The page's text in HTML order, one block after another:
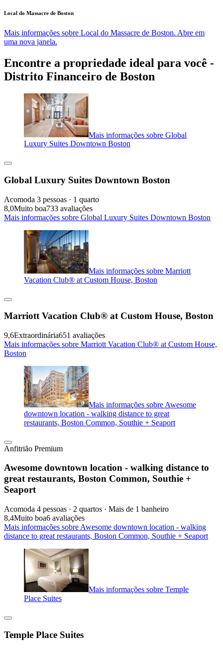
Local do Massacre de Boston
Mais informações sobre Local do Massacre de Boston. Abre em
uma nova janela.
Encontre a propriedade ideal para você -
Distrito Financeiro de Boston
Mais informações sobre Global
Luxury Suites Downtown Boston
Global Luxury Suites Downtown Boston
Acomoda 3 pessoas · 1 quarto
8,0Muito boa733 avaliações
Mais informações sobre Global Luxury Suites Downtown Boston
Mais informações sobre Marriott
Vacation Club® at Custom House, Boston
Marriott Vacation Club® at Custom House, Boston
9,6Extraordinária651 avaliações
Mais informações sobre Marriott Vacation Club® at Custom House,
Boston
Mais informações sobre Awesome
downtown location - walking distance to great
restaurants, Boston Common, Southie + Seaport
Anfitrião Premium
Awesome downtown location - walking distance to
great restaurants, Boston Common, Southie +
Seaport
Acomoda 4 pessoas · 2 quartos · Mais de 1 banheiro
8,4Muito boa6 avaliações
Mais informações sobre Awesome downtown location - walking
distance to great restaurants, Boston Common, Southie + Seaport
Mais informações sobre Temple
Place Suites
Temple Place Suites